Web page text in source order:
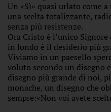
Un «Sì» quasi urlato come
una scelta totalizzante,
senza più resistenze.
Ora Cristo è l’unico
in fondo è il desiderio più
Viviamo in un paesello
voluto secondo un disegno
disegno più grande di noi,
monache, un disegno che
sempre:«Non voi avete